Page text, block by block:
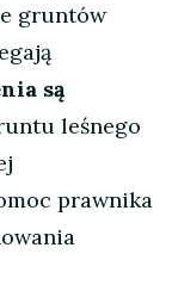
gruntów
są
leśnego
prawnika